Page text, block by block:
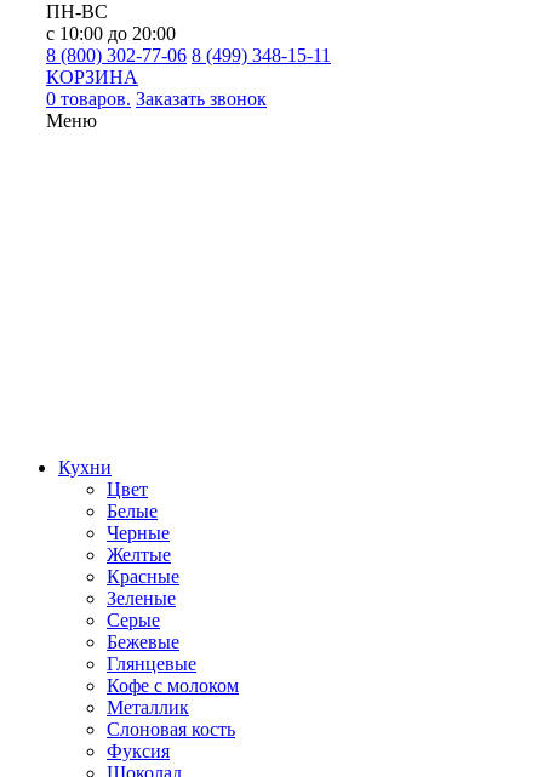
ПН-ВС
с 10:00 до 20:00
8 (800) 302-77-06 8 (499) 348-15-11
КОРЗИНА
0 товаров. Заказать звонок
Меню
Кухни
Цвет
Белые
Черные
Желтые
Красные
Зеленые
Серые
Бежевые
Глянцевые
Кофе с молоком
Металлик
Слоновая кость
Фуксия
Шоколад